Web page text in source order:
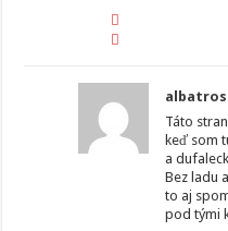
albatros
Táto
keď som
a
Bez ladu
to aj
pod tými